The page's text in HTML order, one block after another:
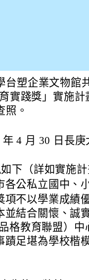
）品德教
台塑企業文物館
實踐獎」實施
照。
4 月 30 日長
下（詳如實施
各公私立國中、
項不以學業成績
並結合關懷、誠
格教育聯盟）
蹟足堪為學校楷